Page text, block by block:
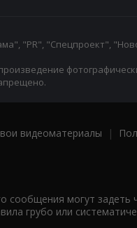
"PR", "Спецпроект",
видеоматериалы |
могут задеть
грубо или